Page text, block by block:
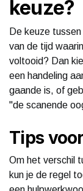
keuze?
De keuze
van de tijd
voltooid? Dan
een handeling
gaande is, of
"de scanende
Tips
Om het verschil
kun je de regel